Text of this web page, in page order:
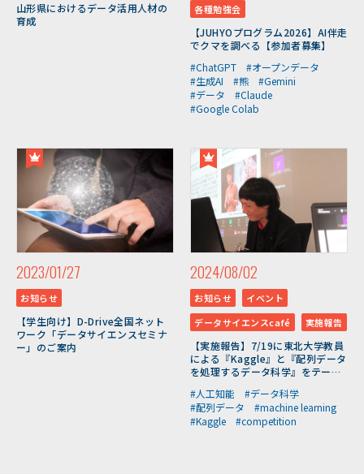
山形県におけるデータ活用人材の
育成
各種勉強会
【JUHYOプログラム2026】AI伴走
でクマを調べる【参加者募集】
#ChatGPT
#オープンデータ
#生成AI
#熊
#Gemini
#データ
#Claude
#Google Colab
2023/01/27
お知らせ
【学生向け】D-Drive全国ネット
ワーク「データサイエンスセミナ
ー」のご案内
2024/08/02
お知らせ
イベント
データサイエンスcafé
実施報告
【実施報告】7/19に東北大学教員
による『Kaggle』と『配列データ
を処理するデータ科学』をテーマ
#人工知能
#データ科学
#配列データ
#machine learning
#Kaggle
#competition